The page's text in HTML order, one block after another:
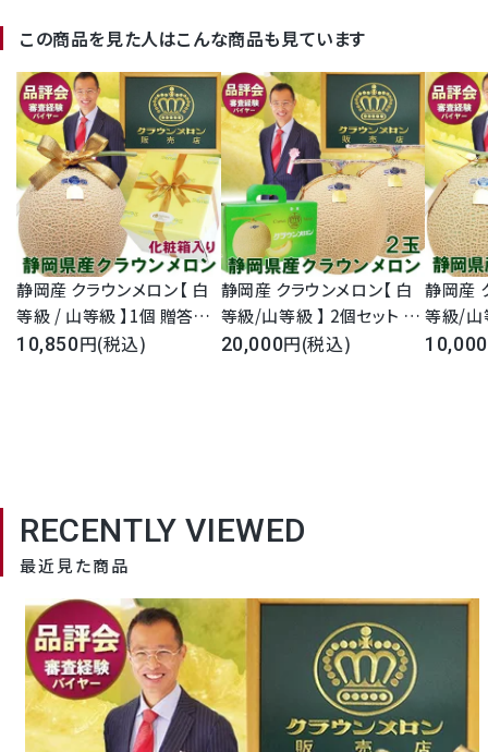
この商品を見た人はこんな商品も見ています
静岡産 クラウンメロン【 白
等級 / 山等級 】1個 贈答用
化粧箱入り 大玉サイズ 1.45
10,850 (税込)
静岡産 クラウンメロン【 白
等級/山等級 】 2個セット 簡
易箱入り ( メロン専用箱 )
供 志 お返し
20,000 (税込)
静岡産
等級/山
入り (
10,000
RECENTLY VIEWED
最近見た商品